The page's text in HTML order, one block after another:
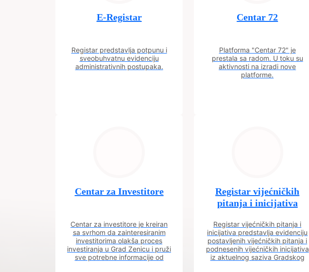
E-Registar
Registar predstavlja potpunu i
sveobuhvatnu evidenciju
administrativnih postupaka.
Centar 72
Platforma "Centar 72" je
prestala sa radom. U toku su
aktivnosti na izradi nove
platforme.
Centar za Investitore
Centar za investitore je kreiran
sa svrhom da zainteresiranim
investitorima olakša proces
investiranja u Grad Zenicu i pruži
sve potrebne informacije od
Registar vijećničkih
pitanja i inicijativa
Registar vijećničkih pitanja i
inicijativa predstavlja evidenciju
postavljenih vijećničkih pitanja i
podnesenih vijećničkih inicijativa
iz aktuelnog saziva Gradskog